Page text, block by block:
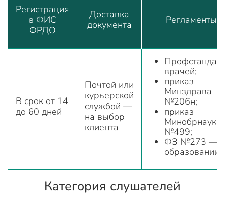
Регистрация
в ФИС
ФРДО
Доставка
документа
Регламенты
В срок от 14
до 60 дней
Почтой или
курьерской
службой —
на выбор
клиента
врачей;
приказ
Минздрава
№206н;
приказ
Минобрнауки
№499;
ФЗ №273 —
образовании
Категория слушателей